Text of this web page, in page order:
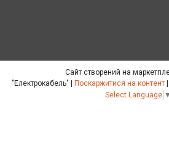
Сайт створений на
Поскаржитися на контент
Select Language